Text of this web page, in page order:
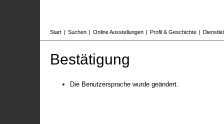
Start | Suchen | Online Ausstellungen | Profil & Geschichte |
Bestätigung
Die Benutzersprache wurde geändert.